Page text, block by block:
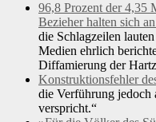
96,8 Prozent der 4,35
Bezieher halten sich
die Schlagzeilen
Medien ehrlich
Diffamierung der
Konstruktionsfehler
die Verführung jedoch
verspricht.“